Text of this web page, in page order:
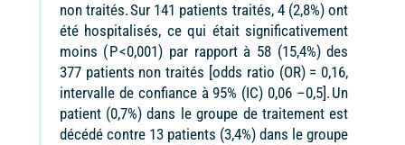
non traités. Sur 141 patients traités, 4 (2,8%) ont
été hospitalisés, ce qui était significativement
moins ( P <0,001) par rapport à 58 (15,4%) des
377 patients non traités [odds ratio (OR) = 0,16,
intervalle de confiance à 95% (IC) 0,06 –0,5]. Un
patient (0,7%) dans le groupe de traitement est
décédé contre 13 patients (3,4%) dans le groupe